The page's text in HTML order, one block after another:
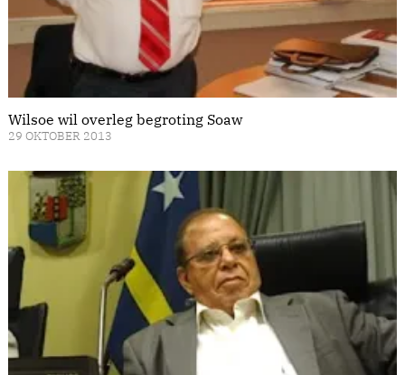
Wilsoe wil overleg begroting Soaw
29 OKTOBER 2013